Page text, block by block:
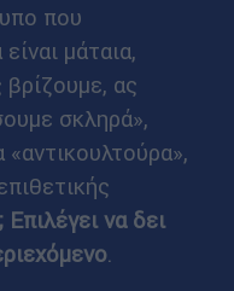
που
μάταια,
βρίζουμε, ας
σκληρά»,
«αντικουλτούρα»,
να δει
.